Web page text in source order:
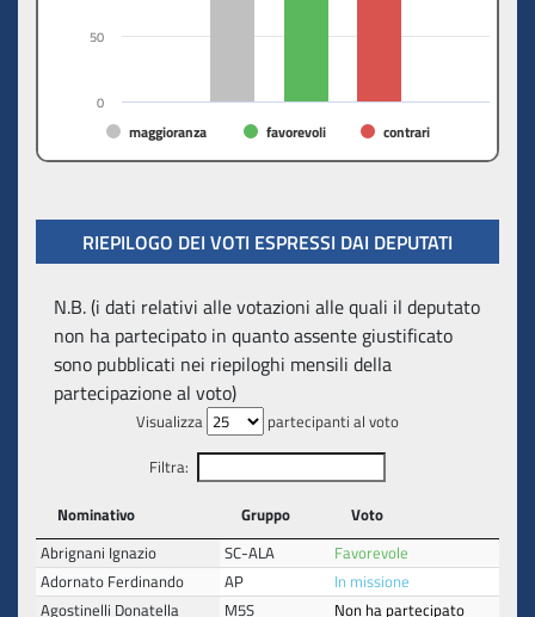
maggioranza favorevoli contrari
0
50
RIEPILOGO DEI VOTI ESPRESSI DAI DEPUTATI
N.B. (i dati relativi alle votazioni alle quali il deputato
non ha partecipato in quanto assente giustificato
sono pubblicati nei riepiloghi mensili della
partecipazione al voto)
Visualizza
partecipanti al voto
Filtra:
Nominativo
Gruppo
Voto
Abrignani Ignazio
SC-ALA
Favorevole
Adornato Ferdinando
AP
In missione
Agostinelli Donatella
M5S
Non ha partecipato